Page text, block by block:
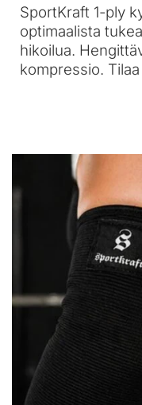
SportKraft 1-ply
optimaalista
hikoilua.
kompressio.